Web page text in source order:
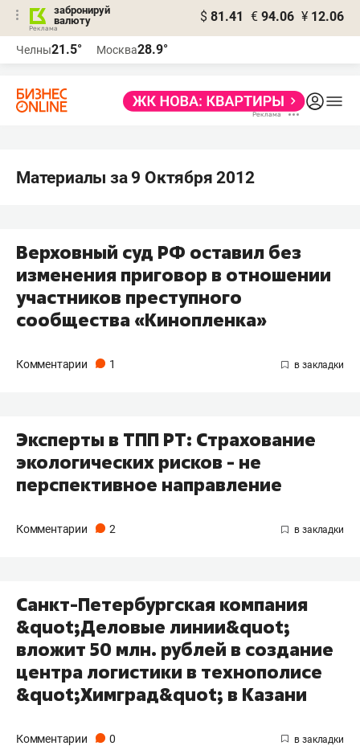
забронируй
валюту
$ 81.41 € 94.06 ¥ 12.06
Челны21.5° Москва28.9°
Материалы за 9 Октября 2012
Верховный суд РФ оставил без
изменения приговор в отношении
участников преступного
сообщества «Кинопленка»
Комментарии 1
Эксперты в ТПП РТ: Страхование
экологических рисков - не
перспективное направление
Комментарии 2
Санкт-Петербургская компания
&quot;Деловые линии&quot;
вложит 50 млн. рублей в создание
центра логистики в технополисе
&quot;Химград&quot; в Казани
Комментарии 0